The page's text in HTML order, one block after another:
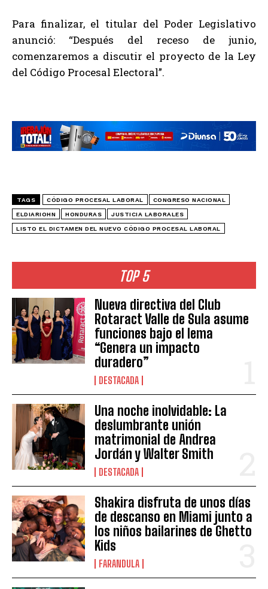
TOP 5
Nueva directiva del Club
Rotaract Valle de Sula asume
funciones bajo el lema
“Genera un impacto
duradero”
DESTACADA
Una noche inolvidable: La
deslumbrante unión
matrimonial de Andrea
Jordán y Walter Smith
DESTACADA
Shakira disfruta de unos días
de descanso en Miami junto a
los niños bailarines de Ghetto
Kids
FARANDULA
Para finalizar, el titular del Poder Legislativo
anunció: “Después del receso de junio,
comenzaremos a discutir el proyecto de la Ley
del Código Procesal Electoral”.
TAGS CÓDIGO PROCESAL LABORAL CONGRESO NACIONAL
ELDIARIOHN HONDURAS JUSTICIA LABORALES
LISTO EL DICTAMEN DEL NUEVO CÓDIGO PROCESAL LABORAL